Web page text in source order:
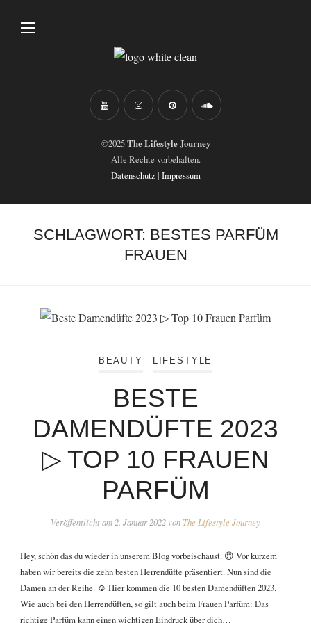
©2025The Lifestyle Journey
Alle Rechte vorbehalten.
Datenschutz| Impressum
SCHLAGWORT: BESTES PARFÜM
FRAUEN
BEAUTY LIFESTYLE
BESTE
DAMENDÜFTE 2023
▷ TOP 10 FRAUEN
PARFÜM
Veröffentlicht am 2. Januar 2022 von The Lifestyle Journey
Hey, schön das du wieder in unserem Blog vorbeischaust. 😍 Vor kurzem
haben wir bereits die zehn besten Herrendüfte präsentiert. Nun sind die
Damen an der Reihe. ☺️ Hier kommen die 10 besten Damendüften 2023.
Wie auch bei den Herrendüften, so gilt auch beim Frauen Parfüm: Das
richtige Parfüm kann einen wichtigen Eindruck über dich…